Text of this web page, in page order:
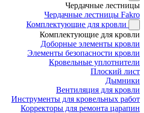
Чердачные лестницы
Чердачные лестницы Fakro
Комплектующие для кровли
Комплектующие для кровли
Доборные элементы кровли
Элементы безопасности кровли
Кровельные уплотнители
Плоский лист
Дымники
Вентиляция для кровли
Инструменты для кровельных работ
Корректоры для ремонта царапин